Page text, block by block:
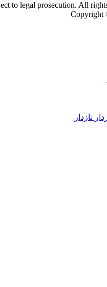
to legal prosecution. All
Copyright
نازدار